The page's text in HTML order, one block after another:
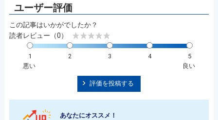
この記事はいかがでしたか？
読者レビュー（0）
1 2 3 4
5
悪い
良い
評価を投稿する
あなたにオススメ！